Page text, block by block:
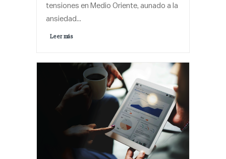
tensiones en Medio Oriente, aunado a la
ansiedad…
Leer más